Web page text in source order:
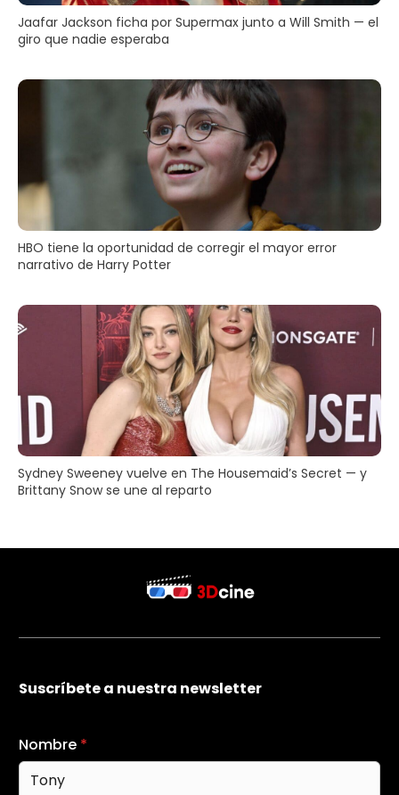
Jaafar Jackson ficha por Supermax junto a Will Smith — el
giro que nadie esperaba
HBO tiene la oportunidad de corregir el mayor error
narrativo de Harry Potter
Sydney Sweeney vuelve en The Housemaid’s Secret — y
Brittany Snow se une al reparto
Suscríbete a nuestra newsletter
Nombre *